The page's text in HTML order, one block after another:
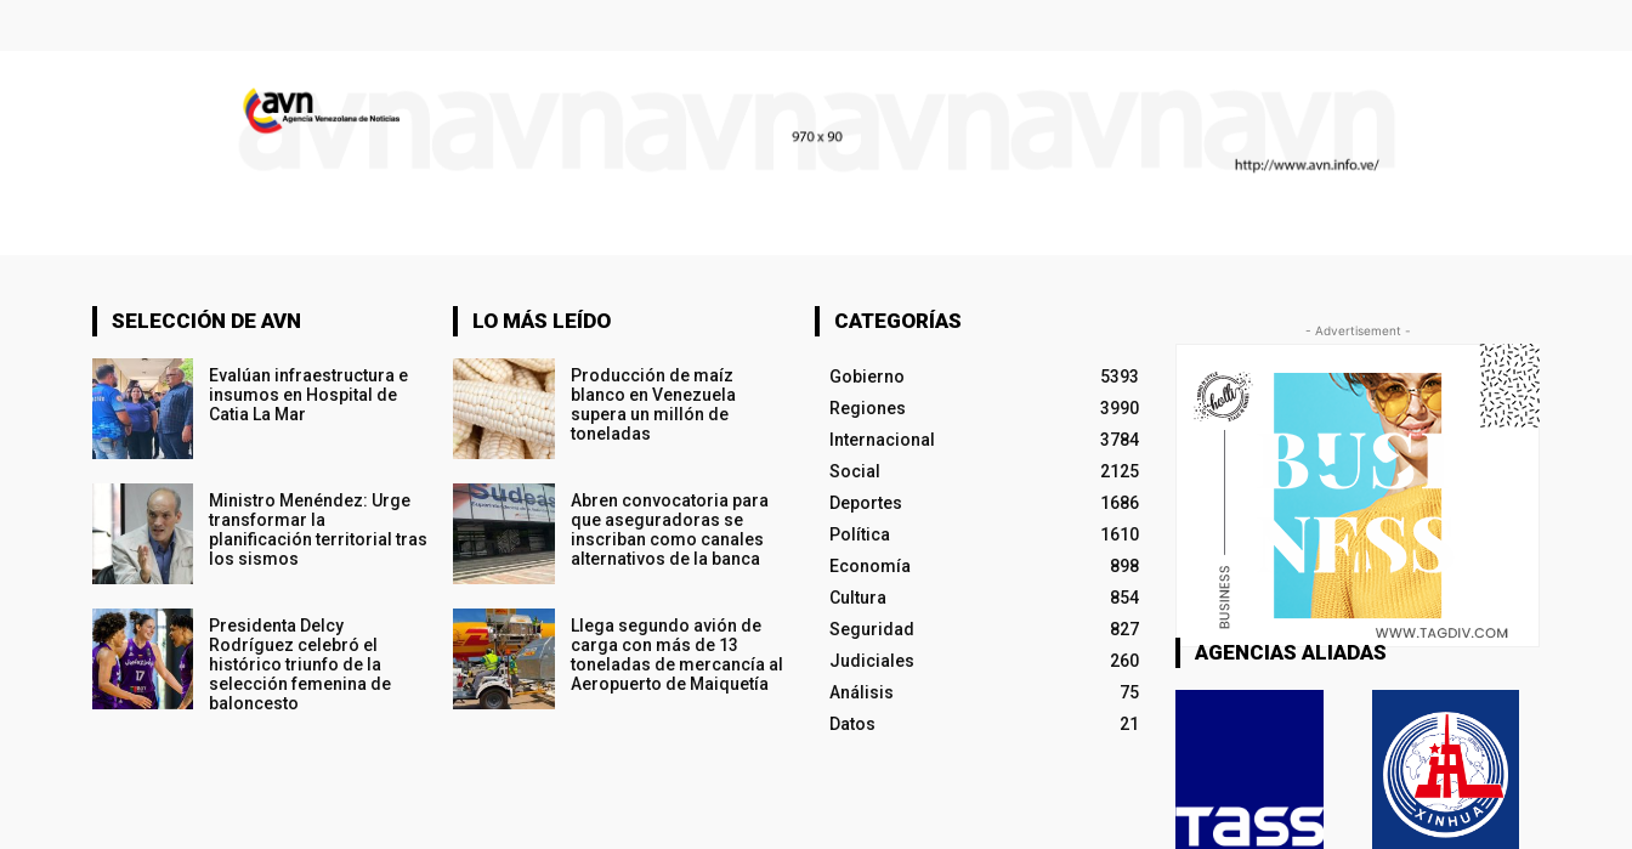
SELECCIÓN DE AVN
Evalúan infraestructura e
insumos en Hospital de
Catia La Mar
Ministro Menéndez: Urge
transformar la
planificación territorial tras
los sismos
Presidenta Delcy
Rodríguez celebró el
histórico triunfo de la
selección femenina de
baloncesto
LO MÁS LEÍDO
Producción de maíz
blanco en Venezuela
supera un millón de
toneladas
Abren convocatoria para
que aseguradoras se
inscriban como canales
alternativos de la banca
Llega segundo avión de
carga con más de 13
toneladas de mercancía al
Aeropuerto de Maiquetía
CATEGORÍAS
Gobierno
5393
Regiones
3990
Internacional
3784
Social
2125
Deportes
1686
Política
1610
Economía
898
Cultura
854
Seguridad
827
Judiciales
260
Análisis
75
Datos
21
- Advertisement -
AGENCIAS ALIADAS